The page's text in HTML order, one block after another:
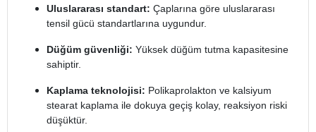
Uluslararası standart: Çaplarına göre uluslararası
tensil gücü standartlarına uygundur.
Düğüm güvenliği: Yüksek düğüm tutma kapasitesine
sahiptir.
Kaplama teknolojisi: Polikaprolakton ve kalsiyum
stearat kaplama ile dokuya geçiş kolay, reaksiyon riski
düşüktür.